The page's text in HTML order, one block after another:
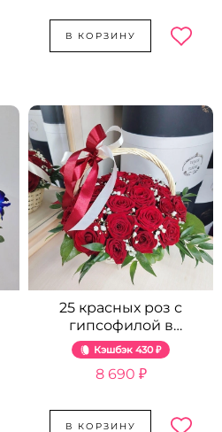
В КОРЗИНУ
25 красных роз с
гипсофилой в
корзине
Кэшбэк 430 ₽
8 690 ₽
В КОРЗИНУ